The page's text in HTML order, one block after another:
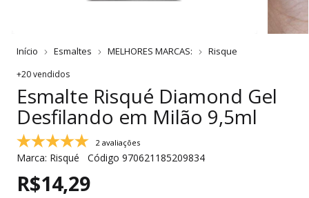
Início Esmaltes MELHORES MARCAS: Risque
+20 vendidos
Esmalte Risqué Diamond Gel
Desfilando em Milão 9,5ml
2 avaliações
Marca: Risqué Código 970621185209834
R$14,29